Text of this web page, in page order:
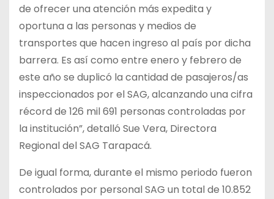
de ofrecer una atención más expedita y
oportuna a las personas y medios de
transportes que hacen ingreso al país por dicha
barrera. Es así como entre enero y febrero de
este año se duplicó la cantidad de pasajeros/as
inspeccionados por el SAG, alcanzando una cifra
récord de 126 mil 691 personas controladas por
la institución”, detalló Sue Vera, Directora
Regional del SAG Tarapacá.
De igual forma, durante el mismo periodo fueron
controlados por personal SAG un total de 10.852